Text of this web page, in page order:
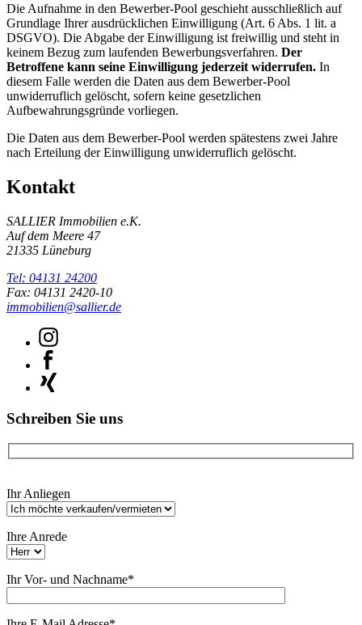
Die Aufnahme in den Bewerber-Pool geschieht ausschließlich auf
Grundlage Ihrer ausdrücklichen Einwilligung (Art. 6 Abs. 1 lit. a
DSGVO). Die Abgabe der Einwilligung ist freiwillig und steht in
keinem Bezug zum laufenden Bewerbungsverfahren. Der
Betroffene kann seine Einwilligung jederzeit widerrufen. In
diesem Falle werden die Daten aus dem Bewerber-Pool
unwiderruflich gelöscht, sofern keine gesetzlichen
Aufbewahrungsgründe vorliegen.
Die Daten aus dem Bewerber-Pool werden spätestens zwei Jahre
nach Erteilung der Einwilligung unwiderruflich gelöscht.
Kontakt
SALLIER Immobilien e.K.
Auf dem Meere 47
21335 Lüneburg
Tel: 04131 24200
Fax: 04131 2420-10
immobilien@sallier.de
Schreiben Sie uns
lasse
dieses
leer.
Ihr Anliegen
Ihre Anrede
Ihr Vor- und Nachname*